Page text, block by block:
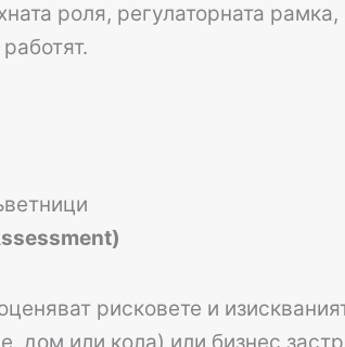
роля, регулаторната
рисковете и
дом или кола) или бизнес